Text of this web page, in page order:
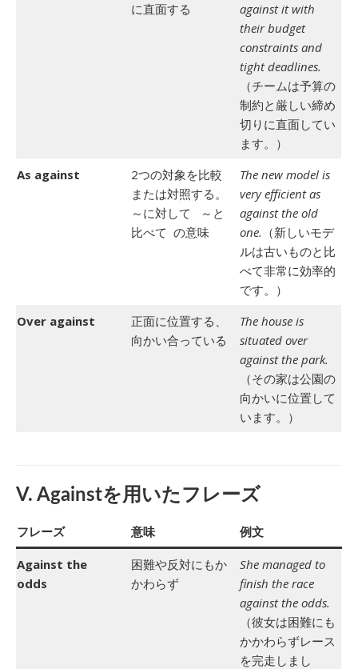
に直面する
against it with
their budget
constraints and
tight deadlines.
（チームは予算の
制約と厳しい締め
切りに直面してい
ます。）
As against
2つの対象を比較
または対照する。
～に対して ～と
比べて の意味
The new model is
very efficient as
against the old
one. （新しいモデ
ルは古いものと比
べて非常に効率的
です。）
Over against
正面に位置する、
向かい合っている
The house is
situated over
against the park.
（その家は公園の
向かいに位置して
います。）
V. Againstを用いたフレーズ
フレーズ 意味 例文
Against the
odds
困難や反対にもか
かわらず
She managed to
finish the race
against the odds.
（彼女は困難にも
かかわらずレース
を完走しまし